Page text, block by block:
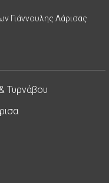
Γιάννουλης Λάρισας
Τυρνάβου